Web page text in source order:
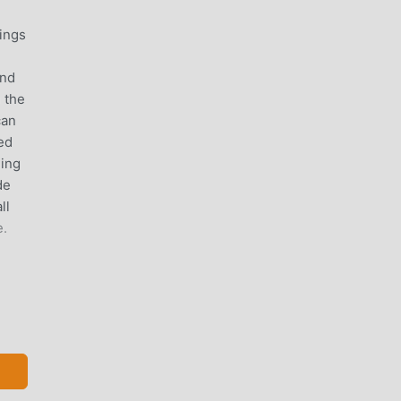
the